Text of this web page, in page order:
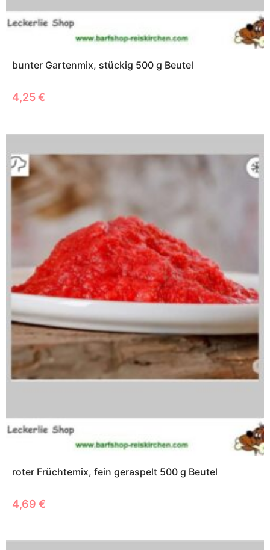
bunter Gartenmix, stückig 500 g Beutel
4,25€
roter Früchtemix, fein geraspelt 500 g Beutel
4,69 €